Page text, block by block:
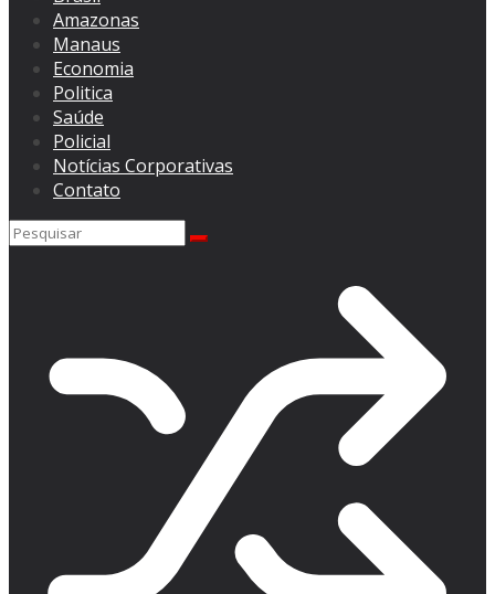
Amazonas
Manaus
Economia
Politica
Saúde
Policial
Notícias Corporativas
Contato